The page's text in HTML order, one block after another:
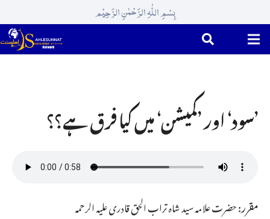
بِسْمِ اللّٰہِ الرَّحْمٰنِ الرَّحِیْم
’سود‘ اور ’کمیشن‘ میں کیا فرق ہے؟؟
مقرر:حضرت علامہ سید شاہ تراب الحق قادری علیہ الرحمہ